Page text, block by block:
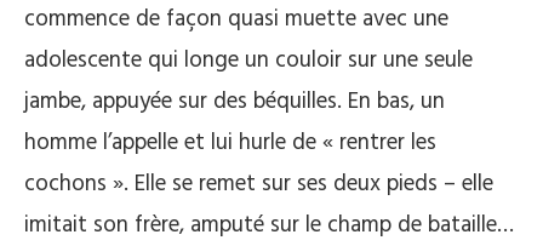
commence de façon quasi muette avec une
adolescente qui longe un couloir sur une seule
jambe, appuyée sur des béquilles. En bas, un
homme l’appelle et lui hurle de « rentrer les
cochons ». Elle se remet sur ses deux pieds – elle
imitait son frère, amputé sur le champ de bataille…